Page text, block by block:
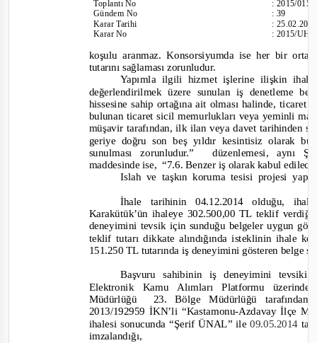
ToplantıNo
Gündem No
Karar Tarihi
Karar No
:2015/015
:39
:
:2015/
koşulu aranmaz. Konsorsiyumda ise her bir
tutarını sağlaması zorunludur.
Yapımla ilgili hizmet işlerine ilişkin
değerlendirilmek üzere sunulan iş denetleme
hissesine sahip ortağına ait olması halinde, ticaret
bulunan ticaret sicil memurlukları veya yeminli
müşavir tarafından, ilk ilan veya davet tarihinden
geriye doğru son beş yıldır kesintisiz olarak
sunulması zorunludur.”
düzenlemesi, aynı
maddesinde ise, “7.6. Benzer iş olarak kabul
Islah ve taşkın koruma tesisi projesi
İhale tarihinin 04.12.2014 olduğu,
Karakütük’ün ihaleye 302.500,00 TL teklif
deneyimini tevsik için sunduğu belgeler uygun
teklif tutarı dikkate alındığında isteklinin ihale
151.250 TL tutarında iş deneyimini gösteren belge
Başvuru sahibinin iş deneyimini
Elektronik Kamu Alımları Platformu
Müdürlüğü
23. Bölge Müdürlüğü
2013/192959 İKN’li “Kastamonu-Azdavay İlçe
ihalesi sonucunda “Şerif ÜNAL” ile09.05.2014
imzalandığı,